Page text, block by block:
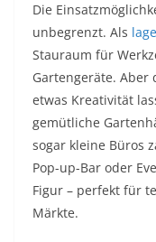
Die
unbegrenzt. Als
Stauraum für
Gartengeräte.
etwas Kreativität
gemütliche
sogar kleine Büros
Pop-up-Bar oder
Figur – perfekt für
Märkte.